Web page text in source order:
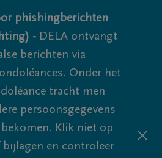
phishingberichten
- DELA ontvangt
berichten via
Onder het
tracht men
persoonsgegevens
Klik niet op
en controleer